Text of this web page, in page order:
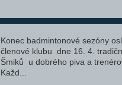
Konec badmintonové sezóny
členové klubu dne 16. 4.
Šmiků u dobrého piva a
Každ...